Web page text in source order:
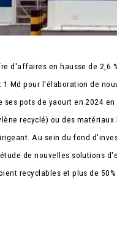
d'affaires en hausse de 2,6
1 Md pour l'élaboration de
pots de yaourt en 2024
recyclé) ou des
Au sein du fond
de nouvelles solutions
recyclables et plus de 50%